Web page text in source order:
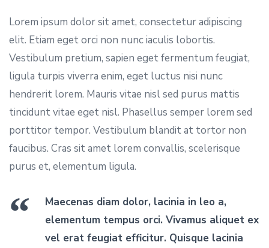
Lorem ipsum dolor sit amet, consectetur adipiscing
elit. Etiam eget orci non nunc iaculis lobortis.
Vestibulum pretium, sapien eget fermentum feugiat,
ligula turpis viverra enim, eget luctus nisi nunc
hendrerit lorem. Mauris vitae nisl sed purus mattis
tincidunt vitae eget nisl. Phasellus semper lorem sed
porttitor tempor. Vestibulum blandit at tortor non
faucibus. Cras sit amet lorem convallis, scelerisque
purus et, elementum ligula.
Maecenas diam dolor, lacinia in leo a,
elementum tempus orci. Vivamus aliquet ex
vel erat feugiat efficitur. Quisque lacinia